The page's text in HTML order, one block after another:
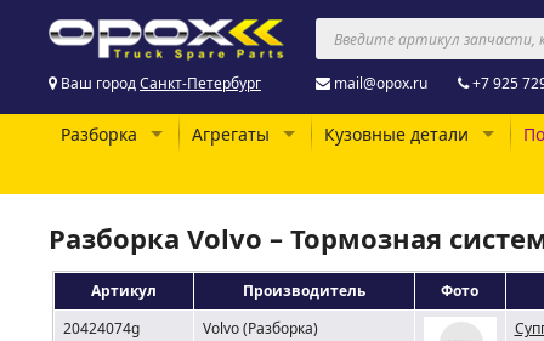
Ваш городСанкт-Петербург mail@opox.ru +7 925
Разборка Агрегаты Кузовные детали
Разборка Volvo – Тормозная
Артикул Производитель
Фото
20424074g
Volvo (Разборка)